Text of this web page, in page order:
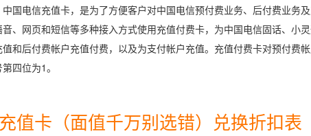
中国电信充值卡，是为了方便客户对中国电信预付费业务、后付费业务
音、网页和短信等多种接入方式使用充值付费卡，为中国电信固话、小
值和后付费帐户充值付费，以及为支付帐户充值。充值付费卡对预付费
四位为1。
值卡（面值千万别选错）兑换折扣表